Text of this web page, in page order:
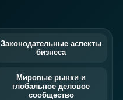
Законодательные аспекты
бизнеса
Мировые рынки и
глобальное деловое
сообщество